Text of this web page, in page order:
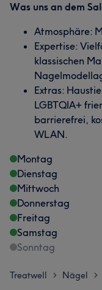
Was uns an dem
Atmosphäre:
Expertise:
klassischen
Extras:
LGBTQIA+
barrierefrei,
WLAN.
Montag
Dienstag
Mittwoch
Donnerstag
Freitag
Samstag
Sonntag
Treatwell > Nägel >